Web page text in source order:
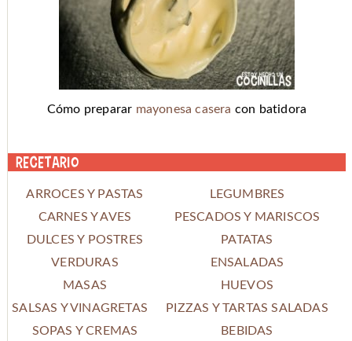
Cómo preparar mayonesa casera con batidora
Recetario
ARROCES Y PASTAS
LEGUMBRES
CARNES Y AVES
PESCADOS Y MARISCOS
DULCES Y POSTRES
PATATAS
VERDURAS
ENSALADAS
MASAS
HUEVOS
SALSAS Y VINAGRETAS
PIZZAS Y TARTAS SALADAS
SOPAS Y CREMAS
BEBIDAS